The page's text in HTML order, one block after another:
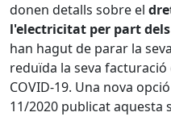
donen detalls sobre el
l'electricitat per part
han hagut de parar la
reduïda la seva
COVID-19. Una nova
11/2020 publicat aquesta